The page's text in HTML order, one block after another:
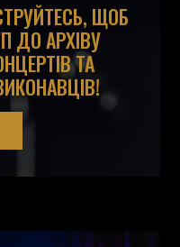
ЩОБ
ДО АРХІВУ
ТА